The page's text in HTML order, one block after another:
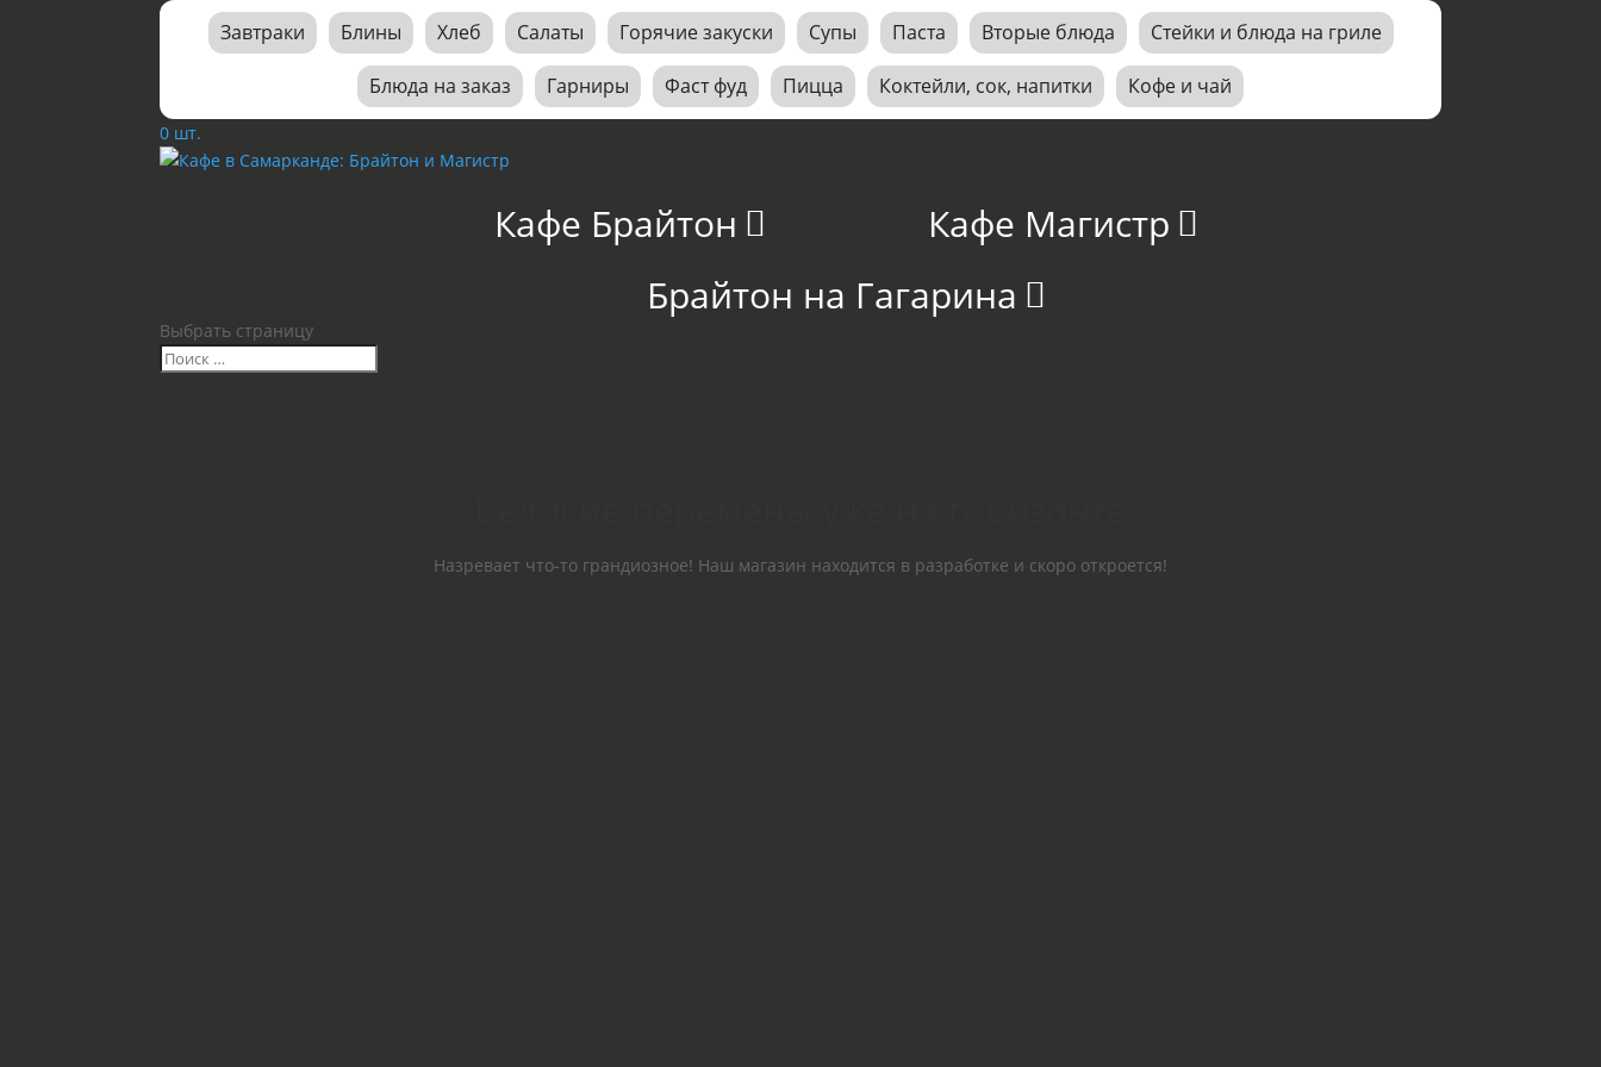
Завтраки Блины Хлеб Салаты Горячие закуски Супы Паста Вторые блюда Стейки и блюда на гриле
Блюда на заказ Гарниры Фаст фуд Пицца Коктейли, сок, напитки Кофе и чай
0 шт.
Кафе Брайтон
Кафе Магистр
Брайтон на Гагарина
Выбрать страницу
Назревает что-то грандиозное! Наш магазин находится в разработке и скоро откроется!